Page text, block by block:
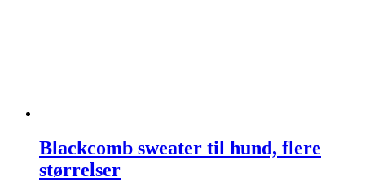
Blackcomb sweater til hund, flere
størrelser